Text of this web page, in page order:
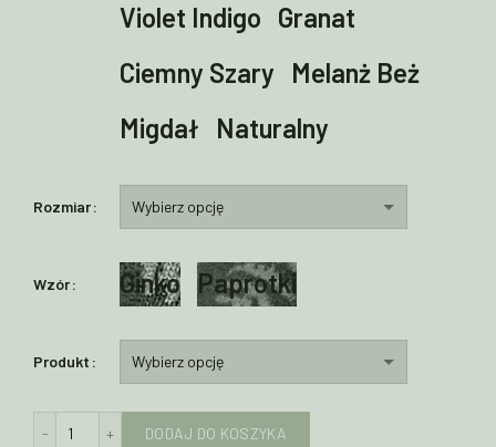
Violet Indigo Granat
Ciemny Szary
Melanż Beż
Migdał
Naturalny
Rozmiar
Wzór Ginko Paprotki
Produkt
DODAJ DO KOSZYKA